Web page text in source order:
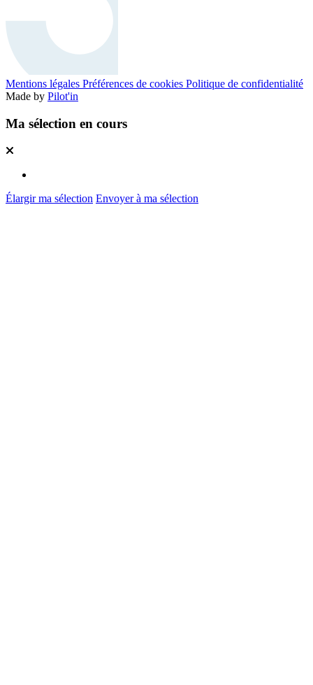
Mentions légales Préférences de cookies Politique de confidentialité
Made by Pilot'in
Ma sélection en cours
Élargir ma sélection Envoyer à ma sélection